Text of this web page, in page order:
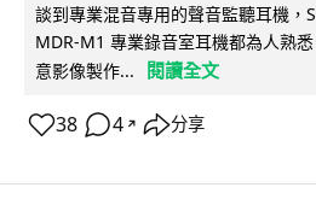
談到專業混音專用的聲音監聽耳機，
MDR-M1 專業錄音室耳機都為人熟
意影像製作...
閱讀全文
38 4 ↗ 分享